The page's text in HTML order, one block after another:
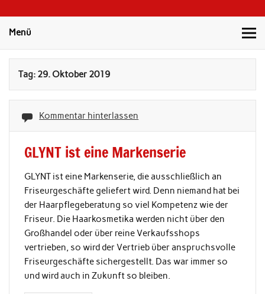
Menü
Tag: 29. Oktober 2019
Kommentar hinterlassen
GLYNT ist eine Markenserie
GLYNT ist eine Markenserie, die ausschließlich an
Friseurgeschäfte geliefert wird. Denn niemand hat bei
der Haarpflegeberatung so viel Kompetenz wie der
Friseur. Die Haarkosmetika werden nicht über den
Großhandel oder über reine Verkaufsshops
vertrieben, so wird der Vertrieb über anspruchsvolle
Friseurgeschäfte sichergestellt. Das war immer so
und wird auch in Zukunft so bleiben.